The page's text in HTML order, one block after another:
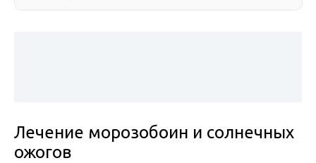
Лечение морозобоин и солнечных
ожогов